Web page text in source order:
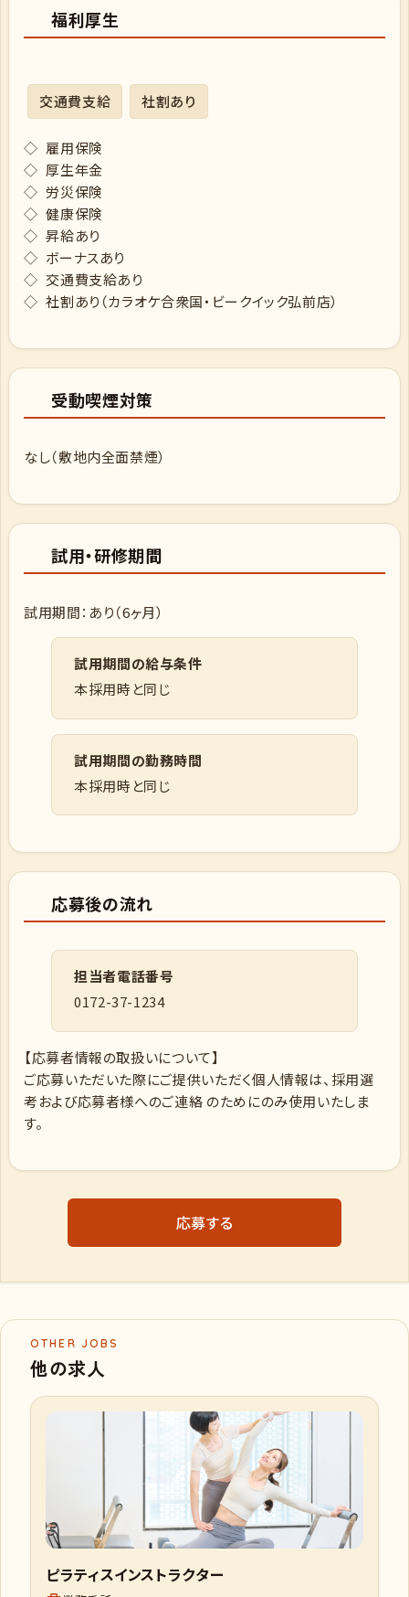
福利厚生
交通費支給 社割あり
◇ 雇用保険
◇ 厚生年金
◇ 労災保険
◇ 健康保険
◇ 昇給あり
◇ ボーナスあり
◇ 交通費支給あり
◇ 社割あり（カラオケ合衆国・ビークイック弘前店）
受動喫煙対策
なし（敷地内全面禁煙）
試用・研修期間
試用期間：あり（6ヶ月）
試用期間の給与条件
本採用時と同じ
試用期間の勤務時間
本採用時と同じ
応募後の流れ
担当者電話番号
0172-37-1234
【応募者情報の取扱いについて】
ご応募いただいた際にご提供いただく個人情報は、採用選
考および応募者様へのご連絡 のためにのみ使用いたしま
す。
応募する
OTHER JOBS
他の求人
ピラティスインストラクター